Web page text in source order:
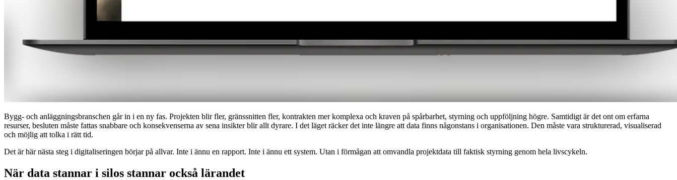
Bygg- och anläggningsbranschen går in i en ny fas. Projekten blir fler, gränssnitten fler, kontrakten mer komplexa och kraven på spårbarhet, styrning och uppföljning högre. Samtidigt är det ont om erfarna
resurser, besluten måste fattas snabbare och konsekvenserna av sena insikter blir allt dyrare. I det läget räcker det inte längre att data finns någonstans i organisationen. Den måste vara strukturerad, visualiserad
och möjlig att tolka i rätt tid.
Det är här nästa steg i digitaliseringen börjar på allvar. Inte i ännu en rapport. Inte i ännu ett system. Utan i förmågan att omvandla projektdata till faktisk styrning genom hela livscykeln.
När data stannar i silos stannar också lärandet